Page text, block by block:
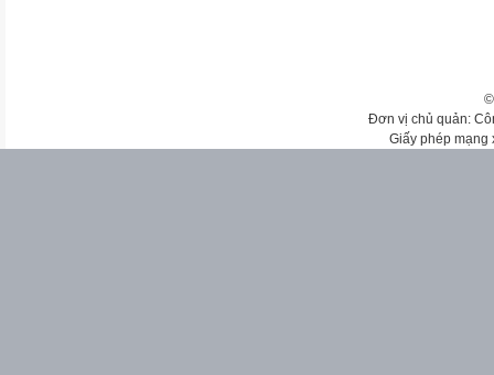
Đơn vị chủ quản:
Giấy phép mạng